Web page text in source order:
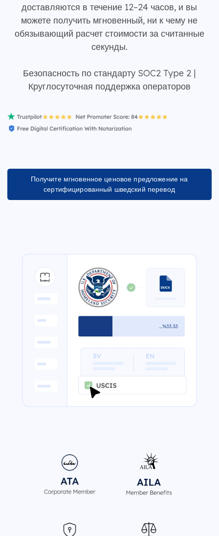
доставляются в течение 12–24 часов, и вы
можете получить мгновенный, ни к чему не
обязывающий расчет стоимости за считанные
секунды.
Безопасность по стандарту SOC2 Type 2 |
Круглосуточная поддержка операторов
Получите мгновенное ценовое предложение на
сертифицированный шведский перевод